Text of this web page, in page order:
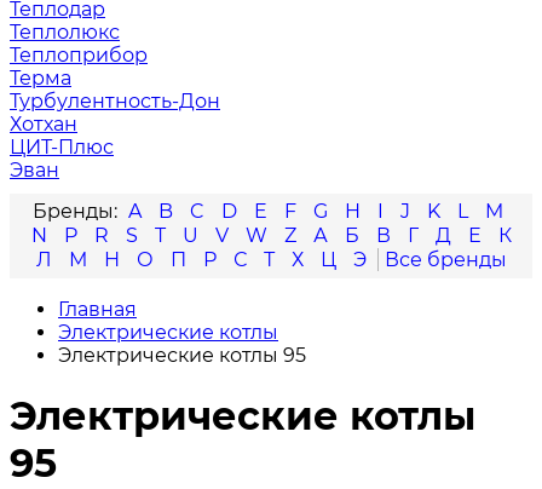
Теплодар
Теплолюкс
Теплоприбор
Терма
Турбулентность-Дон
Хотхан
ЦИТ-Плюс
Эван
A
B C D E F G H I J K L
M
N
P R S T U V W Z А Б В Г Д Е
К
Л
М Н О П Р С Т Х Ц Э
Главная
Электрические котлы
Электрические котлы 95
Электрические котлы
95